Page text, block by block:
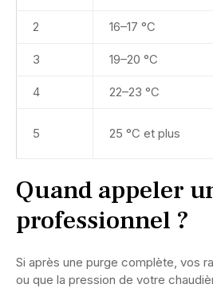
2 16–17 °C
3 19–20 °C
4 22–23 °C
5 25 °C et plus
Quand appeler
professionnel ?
Si après une purge complète, vos
ou que la pression de votre